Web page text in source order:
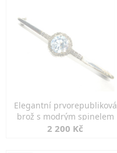
Elegantní prvorepubliková
brož s modrým spinelem
2 200 Kč